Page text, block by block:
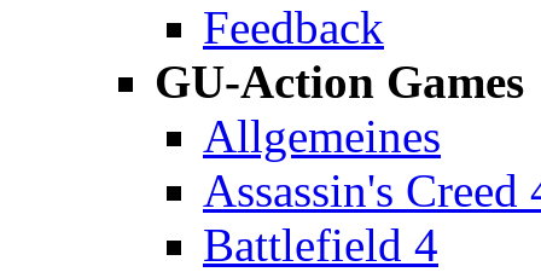
Feedback
GU-Action Games
Allgemeines
Assassin's Creed
Battlefield 4